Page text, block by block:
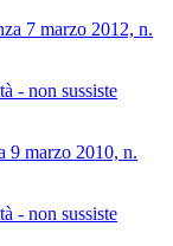
7 marzo 2012, n.
- non sussiste
9 marzo 2010, n.
- non sussiste